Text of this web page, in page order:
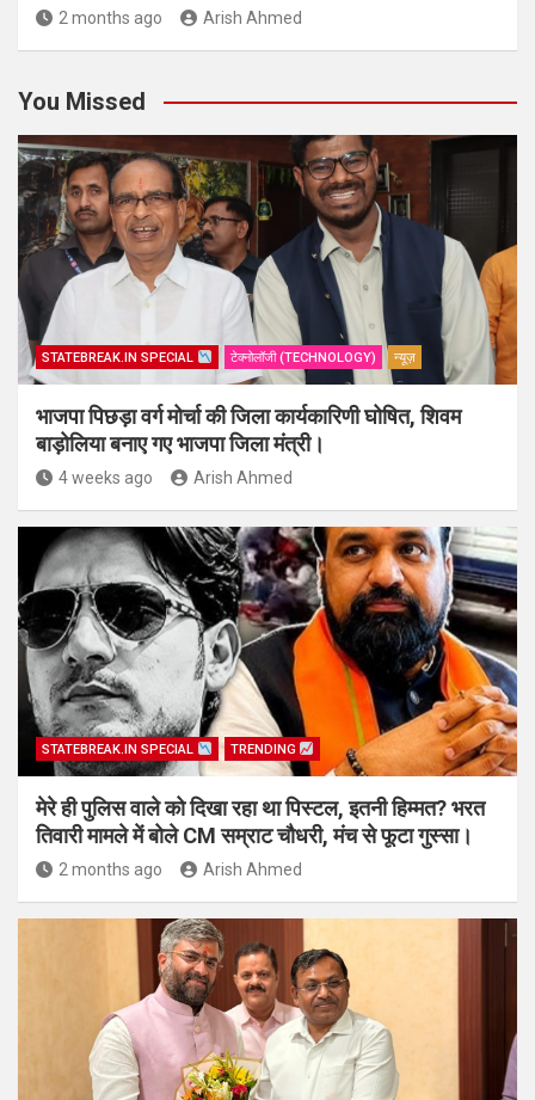
2 months ago Arish Ahmed
You Missed
STATEBREAK.IN SPECIAL टेक्नोलॉजी (TECHNOLOGY) न्यूज़
भाजपा पिछड़ा वर्ग मोर्चा की जिला कार्यकारिणी घोषित, शिवम
बाड़ोलिया बनाए गए भाजपा जिला मंत्री।
4 weeks ago Arish Ahmed
STATEBREAK.IN SPECIAL TRENDING
मेरे ही पुलिस वाले को दिखा रहा था पिस्टल, इतनी हिम्मत? भरत
तिवारी मामले में बोले CM सम्राट चौधरी, मंच से फूटा गुस्सा।
2 months ago Arish Ahmed